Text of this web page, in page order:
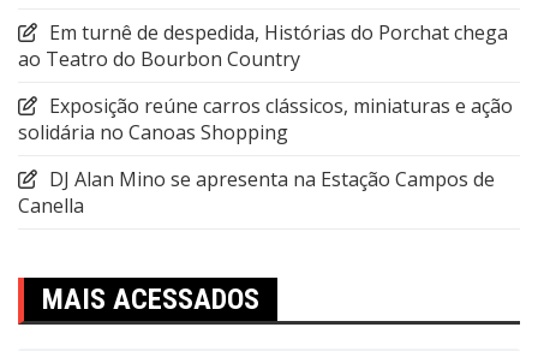
Em turnê de despedida, Histórias do Porchat chega
ao Teatro do Bourbon Country
Exposição reúne carros clássicos, miniaturas e ação
solidária no Canoas Shopping
DJ Alan Mino se apresenta na Estação Campos de
Canella
MAIS ACESSADOS